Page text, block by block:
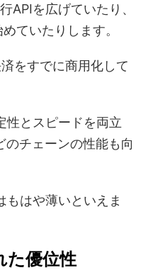
APIを広げていたり、
ていたりします。
をすでに商用化して
性とスピードを両立
チェーンの性能も向
もはや薄いといえま
た優位性